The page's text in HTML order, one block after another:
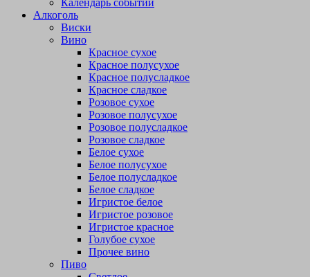
Алкоголь
Виски
Вино
Красное сухое
Красное полусухое
Красное полусладкое
Красное сладкое
Розовое сухое
Розовое полусухое
Розовое полусладкое
Розовое сладкое
Белое сухое
Белое полусухое
Белое полусладкое
Белое сладкое
Игристое белое
Игристое розовое
Игристое красное
Голубое сухое
Прочее вино
Пиво